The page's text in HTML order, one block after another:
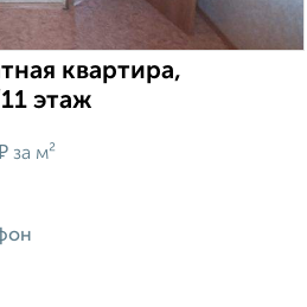
квартира,
этаж
за м²